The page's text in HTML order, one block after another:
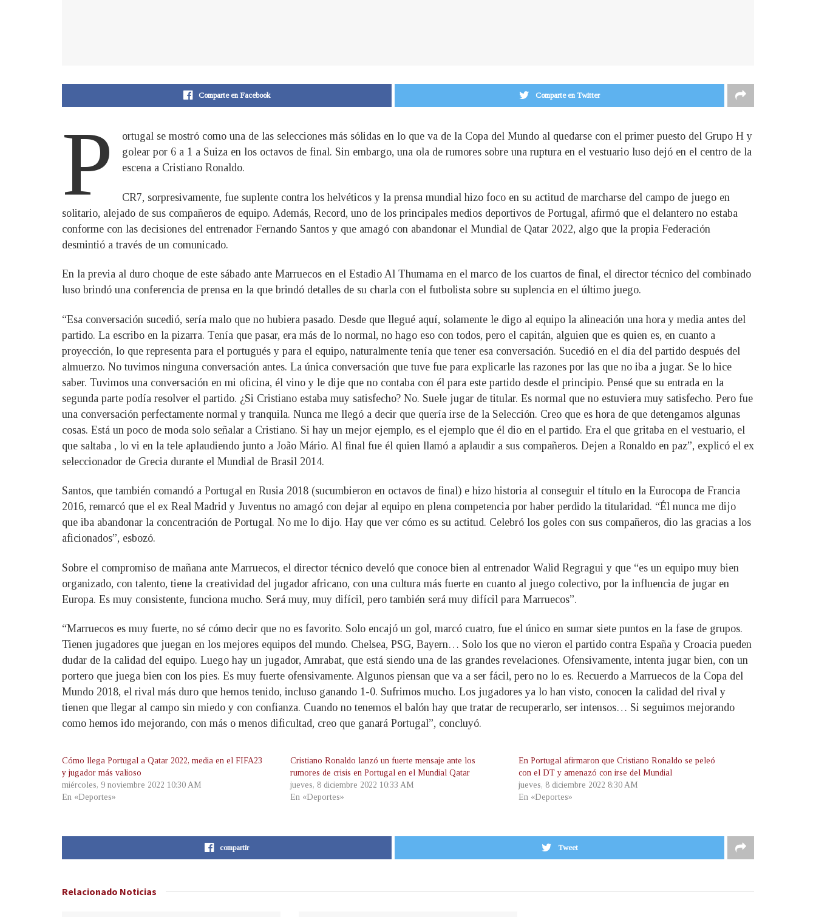
Comparte en Facebook Comparte en Twitter
P
ortugal se mostró como una de las selecciones más sólidas en lo que va de la Copa del Mundo al quedarse con el primer puesto del Grupo H y
golear por 6 a 1 a Suiza en los octavos de final. Sin embargo, una ola de rumores sobre una ruptura en el vestuario luso dejó en el centro de la
escena a Cristiano Ronaldo.
CR7, sorpresivamente, fue suplente contra los helvéticos y la prensa mundial hizo foco en su actitud de marcharse del campo de juego en
solitario, alejado de sus compañeros de equipo. Además, Record, uno de los principales medios deportivos de Portugal, afirmó que el delantero no estaba
conforme con las decisiones del entrenador Fernando Santos y que amagó con abandonar el Mundial de Qatar 2022, algo que la propia Federación
desmintió a través de un comunicado.
En la previa al duro choque de este sábado ante Marruecos en el Estadio Al Thumama en el marco de los cuartos de final, el director técnico del combinado
luso brindó una conferencia de prensa en la que brindó detalles de su charla con el futbolista sobre su suplencia en el último juego.
“Esa conversación sucedió, sería malo que no hubiera pasado. Desde que llegué aquí, solamente le digo al equipo la alineación una hora y media antes del
partido. La escribo en la pizarra. Tenía que pasar, era más de lo normal, no hago eso con todos, pero el capitán, alguien que es quien es, en cuanto a
proyección, lo que representa para el portugués y para el equipo, naturalmente tenía que tener esa conversación. Sucedió en el día del partido después del
almuerzo. No tuvimos ninguna conversación antes. La única conversación que tuve fue para explicarle las razones por las que no iba a jugar. Se lo hice
saber. Tuvimos una conversación en mi oficina, él vino y le dije que no contaba con él para este partido desde el principio. Pensé que su entrada en la
segunda parte podía resolver el partido. ¿Si Cristiano estaba muy satisfecho? No. Suele jugar de titular. Es normal que no estuviera muy satisfecho. Pero fue
una conversación perfectamente normal y tranquila. Nunca me llegó a decir que quería irse de la Selección. Creo que es hora de que detengamos algunas
cosas. Está un poco de moda solo señalar a Cristiano. Si hay un mejor ejemplo, es el ejemplo que él dio en el partido. Era el que gritaba en el vestuario, el
que saltaba , lo vi en la tele aplaudiendo junto a João Mário. Al final fue él quien llamó a aplaudir a sus compañeros. Dejen a Ronaldo en paz”, explicó el ex
seleccionador de Grecia durante el Mundial de Brasil 2014.
Santos, que también comandó a Portugal en Rusia 2018 (sucumbieron en octavos de final) e hizo historia al conseguir el título en la Eurocopa de Francia
2016, remarcó que el ex Real Madrid y Juventus no amagó con dejar al equipo en plena competencia por haber perdido la titularidad. “Él nunca me dijo
que iba abandonar la concentración de Portugal. No me lo dijo. Hay que ver cómo es su actitud. Celebró los goles con sus compañeros, dio las gracias a los
aficionados”, esbozó.
Sobre el compromiso de mañana ante Marruecos, el director técnico develó que conoce bien al entrenador Walid Regragui y que “es un equipo muy bien
organizado, con talento, tiene la creatividad del jugador africano, con una cultura más fuerte en cuanto al juego colectivo, por la influencia de jugar en
Europa. Es muy consistente, funciona mucho. Será muy, muy difícil, pero también será muy difícil para Marruecos”.
“Marruecos es muy fuerte, no sé cómo decir que no es favorito. Solo encajó un gol, marcó cuatro, fue el único en sumar siete puntos en la fase de grupos.
Tienen jugadores que juegan en los mejores equipos del mundo. Chelsea, PSG, Bayern… Solo los que no vieron el partido contra España y Croacia pueden
dudar de la calidad del equipo. Luego hay un jugador, Amrabat, que está siendo una de las grandes revelaciones. Ofensivamente, intenta jugar bien, con un
portero que juega bien con los pies. Es muy fuerte ofensivamente. Algunos piensan que va a ser fácil, pero no lo es. Recuerdo a Marruecos de la Copa del
Mundo 2018, el rival más duro que hemos tenido, incluso ganando 1-0. Sufrimos mucho. Los jugadores ya lo han visto, conocen la calidad del rival y
tienen que llegar al campo sin miedo y con confianza. Cuando no tenemos el balón hay que tratar de recuperarlo, ser intensos… Si seguimos mejorando
como hemos ido mejorando, con más o menos dificultad, creo que ganará Portugal”, concluyó.
Cómo llega Portugal a Qatar 2022, media en el FIFA23
y jugador más valioso
miércoles, 9 noviembre 2022 10:30 AM
En «Deportes»
Cristiano Ronaldo lanzó un fuerte mensaje ante los
rumores de crisis en Portugal en el Mundial Qatar
jueves, 8 diciembre 2022 10:33 AM
En «Deportes»
En Portugal afirmaron que Cristiano Ronaldo se peleó
con el DT y amenazó con irse del Mundial
jueves, 8 diciembre 2022 8:30 AM
En «Deportes»
compartir Tweet
Relacionado Noticias